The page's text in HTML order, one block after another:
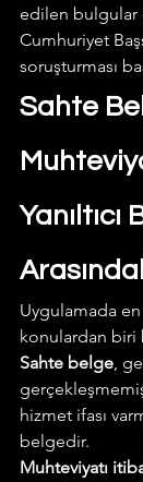
edilen
Cumhuriyet
soruşturması
Sahte
Yanıltıcı
Uygulamada en
konulardan biri
Sahte belge,
hizmet ifası
belgedir.
Muhteviyatı